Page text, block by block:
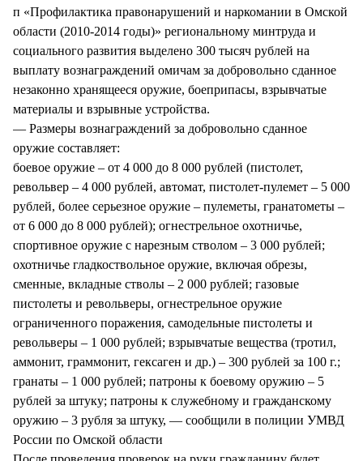
п «Профилактика правонарушений и наркомании в Омской
области (2010-2014 годы)» региональному минтруда и
социального развития выделено 300 тысяч рублей на
выплату вознаграждений омичам за добровольно сданное
незаконно хранящееся оружие, боеприпасы, взрывчатые
материалы и взрывные устройства.
— Размеры вознаграждений за добровольно сданное
оружие составляет:
боевое оружие – от 4 000 до 8 000 рублей (пистолет,
револьвер – 4 000 рублей, автомат, пистолет-пулемет – 5 000
рублей, более серьезное оружие – пулеметы, гранатометы –
от 6 000 до 8 000 рублей); огнестрельное охотничье,
спортивное оружие с нарезным стволом – 3 000 рублей;
охотничье гладкоствольное оружие, включая обрезы,
сменные, вкладные стволы – 2 000 рублей; газовые
пистолеты и револьверы, огнестрельное оружие
ограниченного поражения, самодельные пистолеты и
револьверы – 1 000 рублей; взрывчатые вещества (тротил,
аммонит, граммонит, гексаген и др.) – 300 рублей за 100 г.;
гранаты – 1 000 рублей; патроны к боевому оружию – 5
рублей за штуку; патроны к служебному и гражданскому
оружию – 3 рубля за штуку, — сообщили в полиции УМВД
России по Омской области